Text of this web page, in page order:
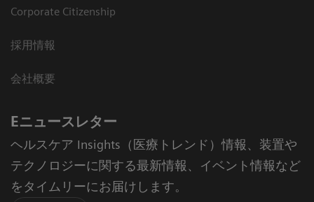
Corporate Citizenship
採用情報
会社概要
Eニュースレター
ヘルスケア Insights（医療トレンド）情報、装置や
テクノロジーに関する最新情報、イベント情報など
をタイムリーにお届けします。